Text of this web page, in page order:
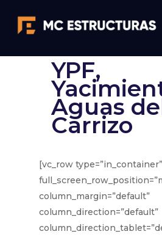
YPF,
Aguas
Carrizo
[vc_row type=”in_container”
column_margin=”default”
column_direction=”default”